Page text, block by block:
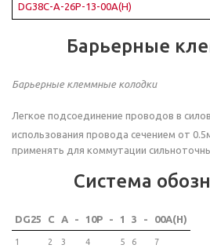
DG38C-A-26P-13-00A(H)
Барьерные
Барьерные клеммные колодки
Легкое подсоединение проводов в
использования провода сечением от
применять для коммутации
Система
DG25 C A - 10P - 1 3 - 00A(H)
1 2 3 4 5 6 7